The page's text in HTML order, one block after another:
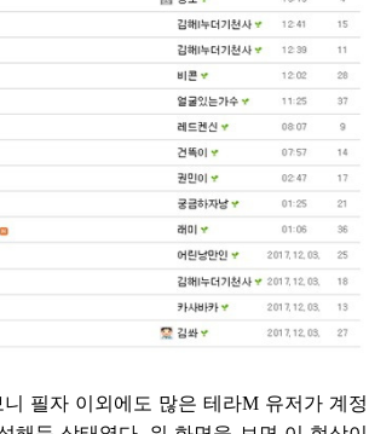
필자 이외에도 많은 테라M 유저가 계정